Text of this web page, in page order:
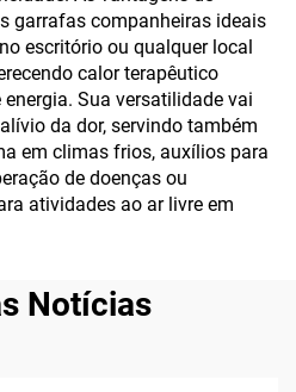
garrafas companheiras ideais
escritório ou qualquer local
calor terapêutico
Sua versatilidade vai
da dor, servindo também
em climas frios, auxílios para
de doenças ou
atividades ao ar livre em
Notícias